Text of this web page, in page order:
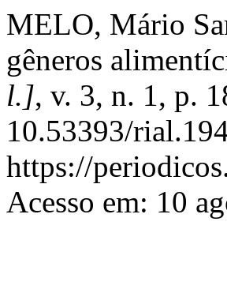
MELO, Mário
gêneros
l.], v. 3, n. 1, p.
10.53393/
https://
Acesso em: 10